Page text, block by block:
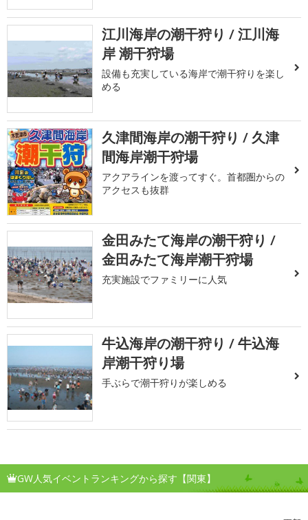
江川海岸の潮干狩り / 江川海
岸 潮干狩場
設備も充実している海岸で潮干狩りを楽し
める
久津間海岸の潮干狩り / 久津
間海岸潮干狩場
アクアラインを渡ってすぐ。首都圏からの
アクセスも抜群
金田みたて海岸の潮干狩り /
金田みたて海岸潮干狩場
充実施設でファミリーに人気
牛込海岸の潮干狩り / 牛込海
岸潮干狩り場
手ぶらで潮干狩りが楽しめる
GW人気イベントランキングから探す【関東】